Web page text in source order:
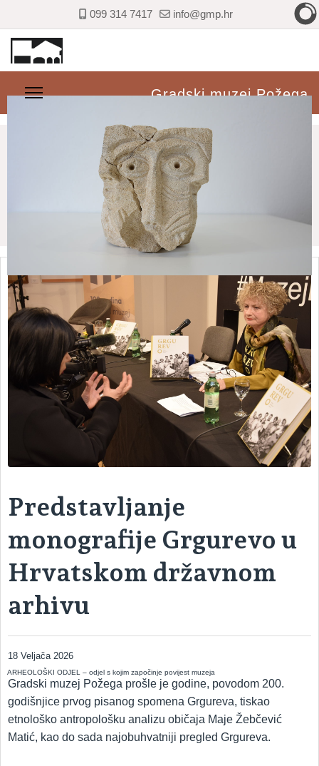
099 314 7417 info@gmp.hr
Gradski muzej Požega
ARHEOLOŠKI ODJEL – odjel s kojim započinje povijest muzeja
Predstavljanje
monografije Grgurevo u
Hrvatskom državnom
arhivu
18 Veljača 2026
Gradski muzej Požega prošle je godine, povodom 200.
godišnjice prvog pisanog spomena Grgureva, tiskao
etnološko antropološku analizu običaja Maje Žebčević
Matić, kao do sada najobuhvatniji pregled Grgureva.